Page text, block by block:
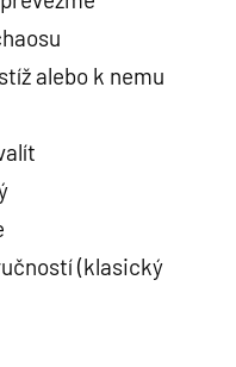
alebo k nemu
(klasický